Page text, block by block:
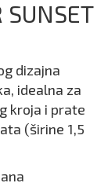
dizajna
idealna za
kroja i prate
(širine 1,5